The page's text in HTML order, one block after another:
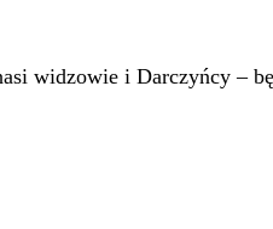
widzowie i Darczyńcy –